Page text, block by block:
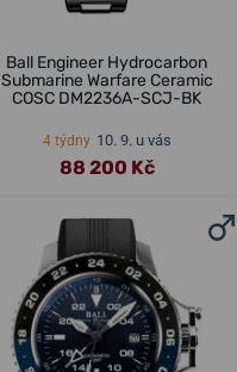
Ball Engineer Hydrocarbon
Submarine Warfare Ceramic
COSC DM2236A-SCJ-BK
4 týdny 10. 9. u vás
88 200 Kč